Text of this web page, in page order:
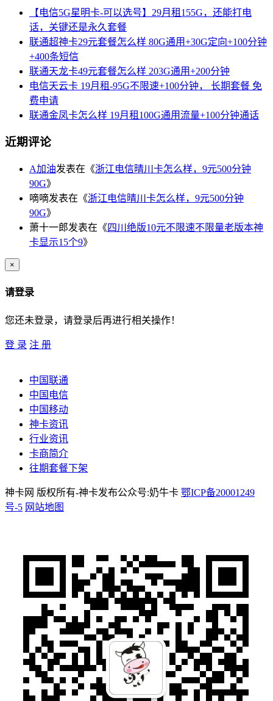
【电信5G星明卡-可以选号】29月租155G，还能打电
话，关键还是永久套餐
联通超神卡29元套餐怎么样 80G通用+30G定向+100分钟
+400条短信
联通天龙卡49元套餐怎么样 203G通用+200分钟
电信天云卡 19月租-95G不限速+100分钟， 长期套餐 免
费申请
联通金凤卡怎么样 19月租100G通用流量+100分钟通话
近期评论
A加油发表在《浙江电信晴川卡怎么样，9元500分钟
90G》
嘀嘀发表在《浙江电信晴川卡怎么样，9元500分钟
90G》
萧十一郎发表在《四川绝版10元不限速不限量老版本神
卡显示15个9》
×
请登录
您还未登录，请登录后再进行相关操作！
登 录 注 册
中国联通
中国电信
中国移动
神卡资讯
行业资讯
卡商简介
往期套餐下架
神卡网 版权所有-神卡发布公众号:奶牛卡 鄂ICP备20001249
号-5 网站地图